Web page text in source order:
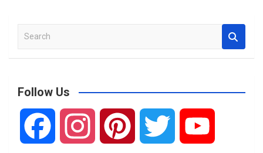
a
c
Follow Us